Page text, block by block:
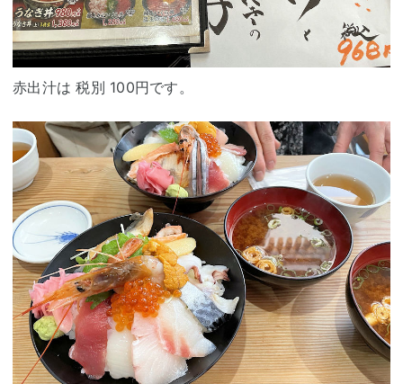
赤出汁は 税別 100円です。